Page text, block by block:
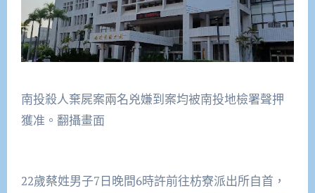
南投殺人棄屍案兩名兇嫌到案均被南投地檢署聲押
獲准。翻攝畫面
22歲蔡姓男子7日晚間6時許前往枋寮派出所自首，